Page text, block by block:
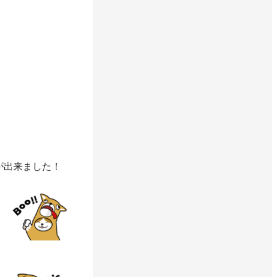
来ました！